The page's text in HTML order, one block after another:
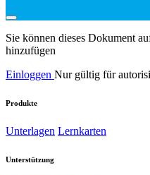
Sie können dieses Dokument
hinzufügen
Einloggen Nur gültig für
Produkte
Unterlagen Lernkarten
Unterstützung